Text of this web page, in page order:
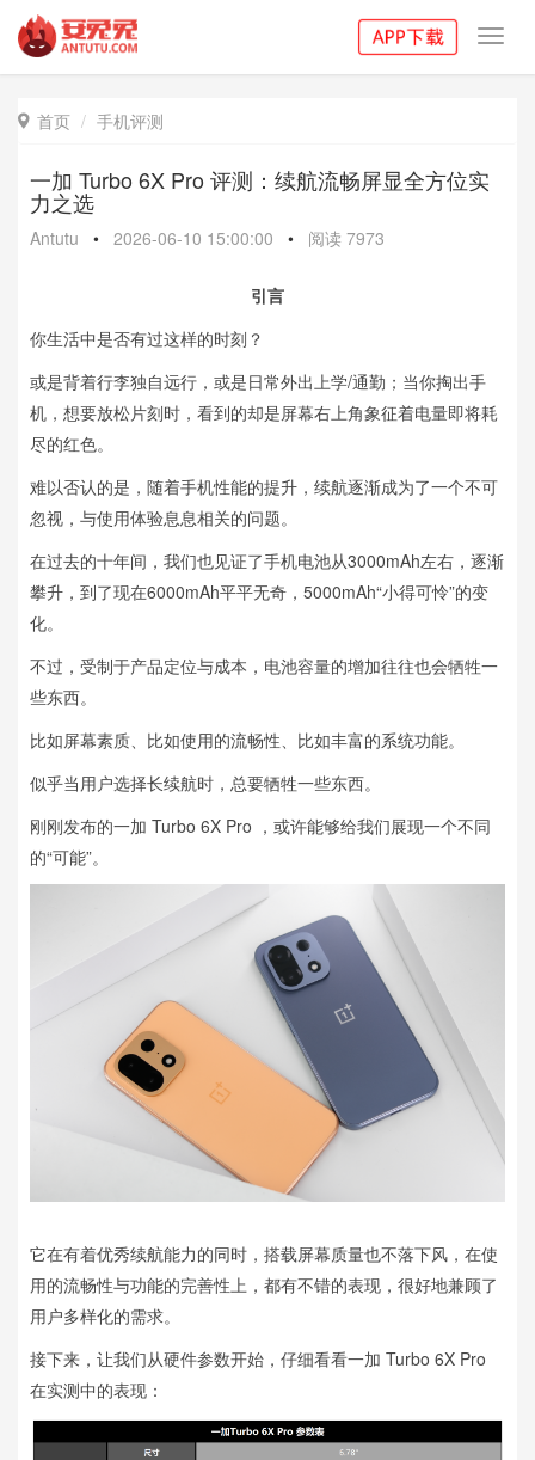
 首页 手机评测
一加 Turbo 6X Pro 评测：续航流畅屏显全方位实
力之选
Antutu • 2026-06-10 15:00:00 • 阅读 7973
引言
你生活中是否有过这样的时刻？
或是背着行李独自远行，或是日常外出上学/通勤；当你掏出手
机，想要放松片刻时，看到的却是屏幕右上角象征着电量即将耗
尽的红色。
难以否认的是，随着手机性能的提升，续航逐渐成为了一个不可
忽视，与使用体验息息相关的问题。
在过去的十年间，我们也见证了手机电池从3000mAh左右，逐渐
攀升，到了现在6000mAh平平无奇，5000mAh“小得可怜”的变
化。
不过，受制于产品定位与成本，电池容量的增加往往也会牺牲一
些东西。
比如屏幕素质、比如使用的流畅性、比如丰富的系统功能。
似乎当用户选择长续航时，总要牺牲一些东西。
刚刚发布的一加 Turbo 6X Pro ，或许能够给我们展现一个不同
的“可能”。
它在有着优秀续航能力的同时，搭载屏幕质量也不落下风，在使
用的流畅性与功能的完善性上，都有不错的表现，很好地兼顾了
用户多样化的需求。
接下来，让我们从硬件参数开始，仔细看看一加 Turbo 6X Pro
在实测中的表现：